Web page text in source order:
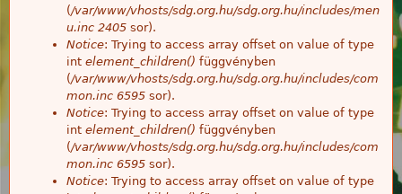
(/var/www/vhosts/sdg.org.hu/sdg.org.hu/includes/men
u.inc 2405 sor).
Notice: Trying to access array offset on value of type
int element_children() függvényben
(/var/www/vhosts/sdg.org.hu/sdg.org.hu/includes/com
mon.inc 6595 sor).
Notice: Trying to access array offset on value of type
int element_children() függvényben
(/var/www/vhosts/sdg.org.hu/sdg.org.hu/includes/com
mon.inc 6595 sor).
Notice: Trying to access array offset on value of type